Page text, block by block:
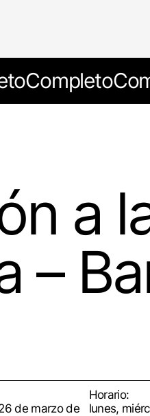
Completo
a
–
de marzo de
Horario:
lunes,